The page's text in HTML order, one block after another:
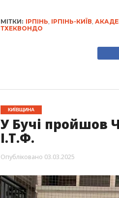
МІТКИ: ІРПІНЬ, ІРПІНЬ-КИЇВ,
ТХЕКВОНДО
КИЇВЩИНА
У Бучі пройшов
І.Т.Ф.
Опубліковано 03.03.2025